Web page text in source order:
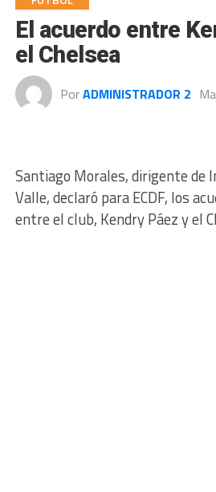
El acuerdo entre
el Chelsea
PorADMINISTRADOR 2
Santiago Morales, dirigente de
Valle, declaró para ECDF, los
entre el club, Kendry Páez y el